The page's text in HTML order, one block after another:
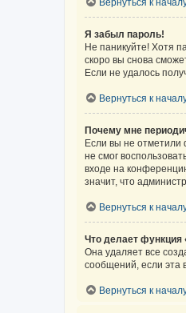
Вернуться к
Я забыл пароль!
Не паникуйте! Хотя
скоро вы снова
Если не удалось
Вернуться к
Почему мне
Если вы не отметили
не смог
входе на
значит, что
Вернуться к
Что делает функция
Она удаляет все
сообщений, если эта
Вернуться к